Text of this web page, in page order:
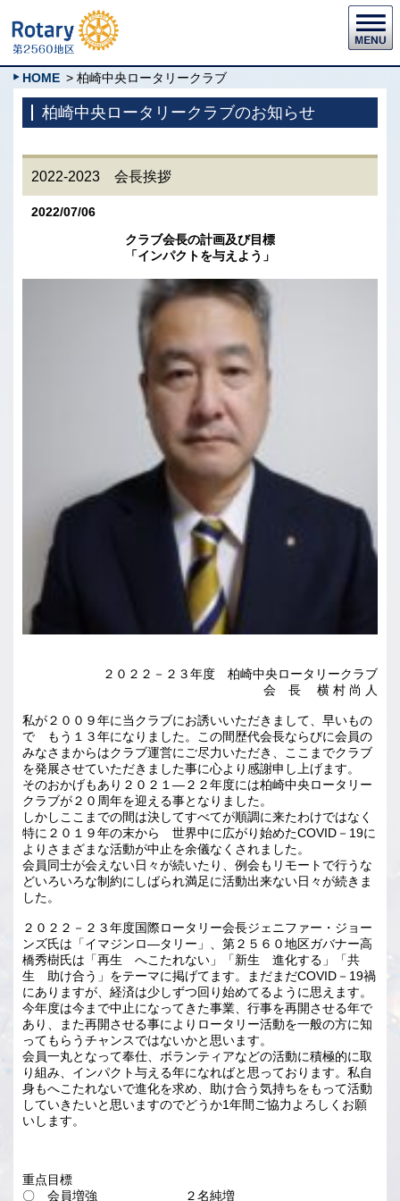
HOME > 柏崎中央ロータリークラブ
柏崎中央ロータリークラブのお知らせ
2022-2023 会長挨拶
2022/07/06
クラブ会長の計画及び目標
「インパクトを与えよう」
２０２２－２３年度 柏崎中央ロータリークラブ
会 長 横 村 尚 人
私が２００９年に当クラブにお誘いいただきまして、早いもの
で もう１３年になりました。この間歴代会長ならびに会員の
みなさまからはクラブ運営にご尽力いただき、ここまでクラブ
を発展させていただきました事に心より感謝申し上げます。
そのおかげもあり２０２１―２２年度には柏崎中央ロータリー
クラブが２０周年を迎える事となりました。
しかしここまでの間は決してすべてが順調に来たわけではなく
特に２０１９年の末から 世界中に広がり始めたCOVID－19に
よりさまざまな活動が中止を余儀なくされました。
会員同士が会えない日々が続いたり、例会もリモートで行うな
どいろいろな制約にしばられ満足に活動出来ない日々が続きま
した。
２０２２－２３年度国際ロータリー会長ジェニファー・ジョー
ンズ氏は「イマジンロ―タリー」、第２５６０地区ガバナー高
橋秀樹氏は「再生 へこたれない」「新生 進化する」「共
生 助け合う」をテーマに掲げてます。まだまだCOVID－19禍
にありますが、経済は少しずつ回り始めてるように思えます。
今年度は今まで中止になってきた事業、行事を再開させる年で
あり、また再開させる事によりロータリー活動を一般の方に知
ってもらうチャンスではないかと思います。
会員一丸となって奉仕、ボランティアなどの活動に積極的に取
り組み、インパクト与える年になればと思っております。私自
身もへこたれないで進化を求め、助け合う気持ちをもって活動
していきたいと思いますのでどうか1年間ご協力よろしくお願
いします。
重点目標
〇 会員増強 ２名純増